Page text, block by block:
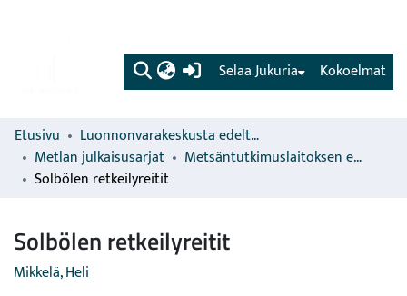
(current) Kokoelmat
Selaa Jukuria
Etusivu
Luonnonvarakeskusta edeltävien organisaatioiden sarjat
Metlan julkaisusarjat
Metsäntutkimuslaitoksen erillisjulkaisut
Solbölen retkeilyreitit
Solbölen retkeilyreitit
Mikkelä, Heli